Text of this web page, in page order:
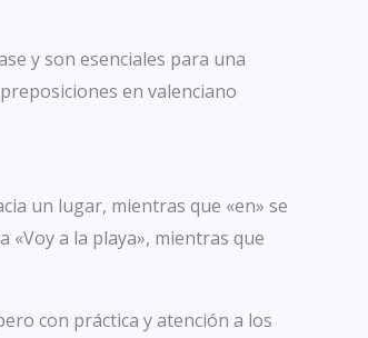
y son esenciales para una
en valenciano
un lugar, mientras que «en» se
«Voy a la playa», mientras que
con práctica y atención a los